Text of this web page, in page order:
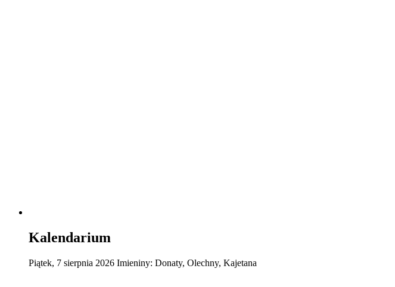
Kalendarium
Piątek, 7 sierpnia 2026 Imieniny: Donaty, Olechny, Kajetana